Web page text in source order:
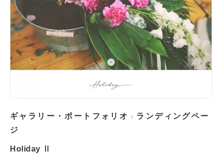
ギャラリー・ポートフォリオ / ランディングペー
ジ
Holiday Ⅱ